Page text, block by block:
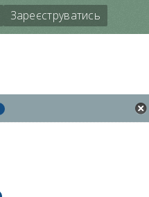
Зареєструватись